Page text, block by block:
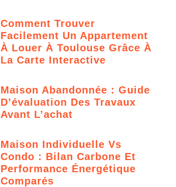
Comment Trouver
Facilement Un Appartement
À Louer À Toulouse Grâce À
La Carte Interactive
Maison Abandonnée : Guide
D’évaluation Des Travaux
Avant L’achat
Maison Individuelle Vs
Condo : Bilan Carbone Et
Performance Énergétique
Comparés